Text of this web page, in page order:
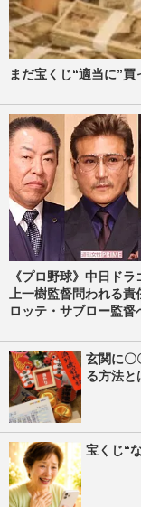
まだ宝くじ“適当に”
《プロ野球》中日ドラ
上一樹監督問われる責
ロッテ・サブロー監督
玄関に〇
る方法と
宝くじ“